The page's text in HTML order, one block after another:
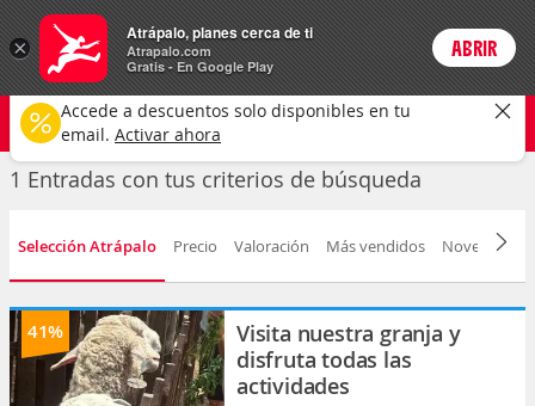
Entradas Precios enPeso
ARSCambiar moneda
Login
Cualquier tipo Cualquier fecha CAMBIAR
1 Entradas con tus criterios de búsqueda
Selección Atrápalo Precio Valoración Más vendidos Novedad
41%
Visita nuestra granja y
disfruta todas las
actividades
×
Atrápalo, planes cerca de ti
Atrapalo.com
Gratis - En Google Play
ABRIR
Accede a descuentos solo disponibles en tu
email. Activar ahora